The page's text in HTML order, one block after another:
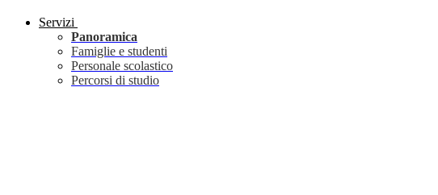
Servizi
Panoramica
Famiglie e studenti
Personale scolastico
Percorsi di studio